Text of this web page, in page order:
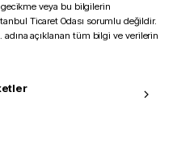
veya bu bilgilerin
Ticaret Odası sorumlu değildir.
açıklanan tüm bilgi ve verilerin